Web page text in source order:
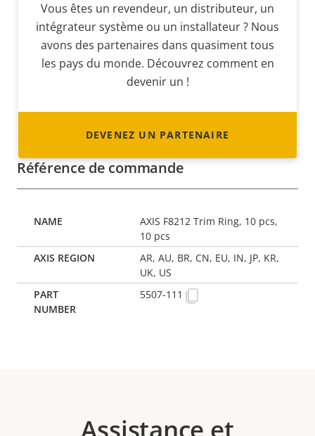
Vous êtes un revendeur, un distributeur, un
intégrateur système ou un installateur ? Nous
avons des partenaires dans quasiment tous
les pays du monde. Découvrez comment en
devenir un !
DEVENEZ UN PARTENAIRE
Référence de commande
AXIS F8212 Trim Ring, 10 pcs,
10 pcs
AR, AU, BR, CN, EU, IN, JP, KR,
UK, US
5507-111
Assistance et